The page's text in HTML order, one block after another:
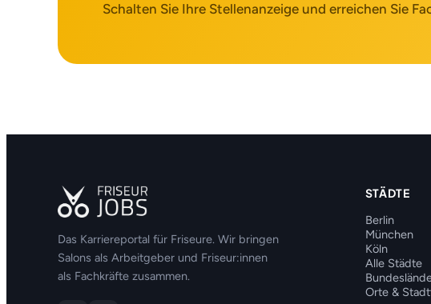
Schalten Sie Ihre Stellenanzeige und erreichen Sie
Das Karriereportal für Friseure. Wir bringen
Salons als Arbeitgeber und Friseur:innen
als Fachkräfte zusammen.
STÄDTE
Berlin
München
Köln
Alle Städte
Orte &